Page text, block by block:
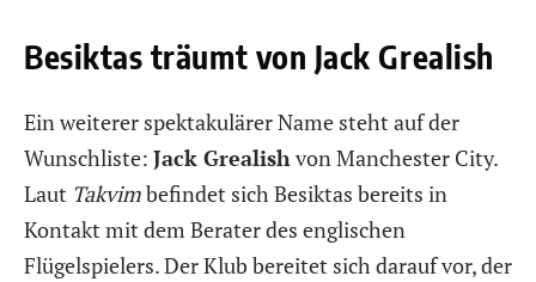
Besiktas träumt von Jack Grealish
Ein weiterer spektakulärer Name steht auf der
Wunschliste: Jack Grealishvon Manchester City.
Laut Takvimbefindet sich Besiktas bereits in
Kontakt mit dem Berater des englischen
Flügelspielers. Der Klub bereitet sich darauf vor, der